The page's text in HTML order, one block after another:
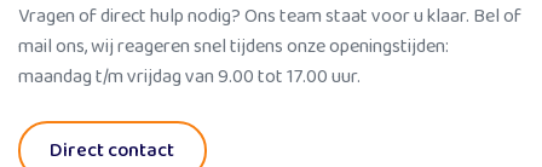
Vragen of direct hulp nodig? Ons team staat voor u klaar. Bel of
mail ons, wij reageren snel tijdens onze openingstijden:
maandag t/m vrijdag van 9.00 tot 17.00 uur.
Direct contact